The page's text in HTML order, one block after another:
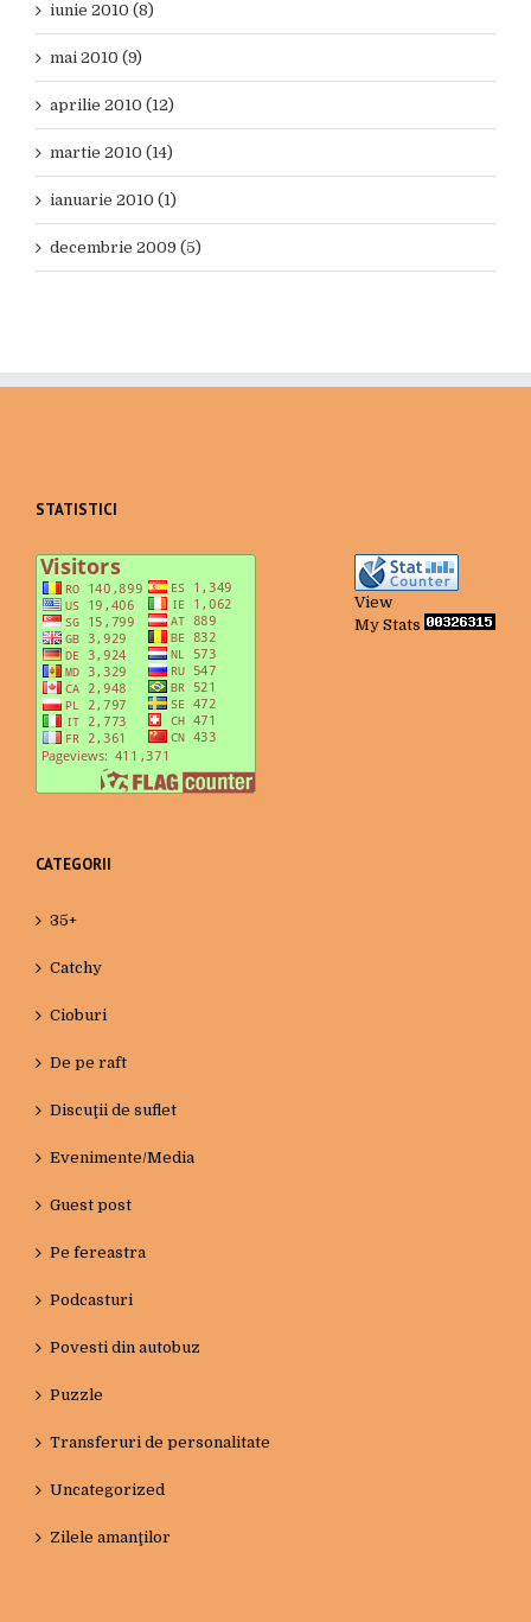
iunie 2010 (8)
mai 2010 (9)
aprilie 2010 (12)
martie 2010 (14)
ianuarie 2010 (1)
decembrie 2009 (5)
STATISTICI
View
My Stats
CATEGORII
35+
Catchy
Cioburi
De pe raft
Discuţii de suflet
Evenimente/Media
Guest post
Pe fereastra
Podcasturi
Povesti din autobuz
Puzzle
Transferuri de personalitate
Uncategorized
Zilele amanţilor